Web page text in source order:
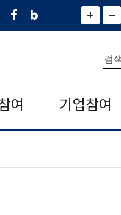
페
네
그
)
화
면
면
소
통
합
검
색
여 기업참여